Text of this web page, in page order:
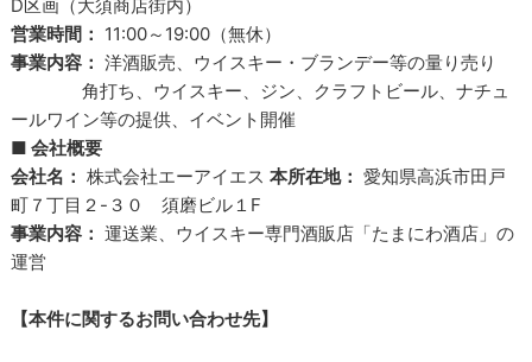
D区画（大須商店街内）
営業時間： 11:00～19:00（無休）
事業内容： 洋酒販売、ウイスキー・ブランデー等の量り売り
角打ち、ウイスキー、ジン、クラフトビール、ナチュ
ールワイン等の提供、イベント開催
■ 会社概要
会社名： 株式会社エーアイエス本所在地： 愛知県高浜市田戸
町７丁目２-３０ 須磨ビル１F
事業内容： 運送業、ウイスキー専門酒販店「たまにわ酒店」の
運営
【本件に関するお問い合わせ先】